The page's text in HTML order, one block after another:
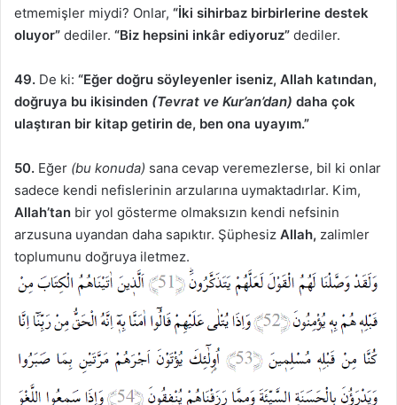
etmemişler miydi? Onlar, “İki sihirbaz birbirlerine destek
oluyor” dediler. “Biz hepsini inkâr ediyoruz” dediler.
49. De ki: “Eğer doğru söyleyenler iseniz, Allah katından,
doğruya bu ikisinden (Tevrat ve Kur’an’dan) daha çok
ulaştıran bir kitap getirin de, ben ona uyayım.”
50. Eğer (bu konuda) sana cevap veremezlerse, bil ki onlar
sadece kendi nefislerinin arzularına uymaktadırlar. Kim,
Allah’tan bir yol gösterme olmaksızın kendi nefsinin
arzusuna uyandan daha sapıktır. Şüphesiz Allah, zalimler
toplumunu doğruya iletmez.